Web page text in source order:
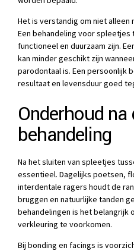
Het is verstandig om niet alleen
Een behandeling voor
functioneel en duurzaam zijn.
kan minder geschikt zijn
parodontaal is. Een persoonlijk
resultaat en levensduur goed
Onderhoud na
behandeling
Na het sluiten van spleetjes
essentieel. Dagelijks poetsen,
interdentale ragers houdt de
bruggen en natuurlijke tanden
behandelingen is het belangrijk
verkleuring te voorkomen.
Bij bonding en facings is